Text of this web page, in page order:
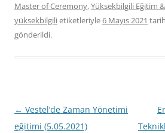
Master of Ceremony,Yüksekbilgili Eğitim
yüksekbilgilietiketleriyle6 Mayıs 2021
gönderildi.
Yazı
dolaşımı
← Vestel’de Zaman Yönetimi
eğitimi (5.05.2021)